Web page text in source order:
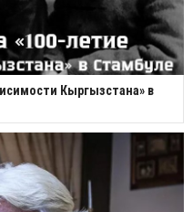
Кыргызстана» в